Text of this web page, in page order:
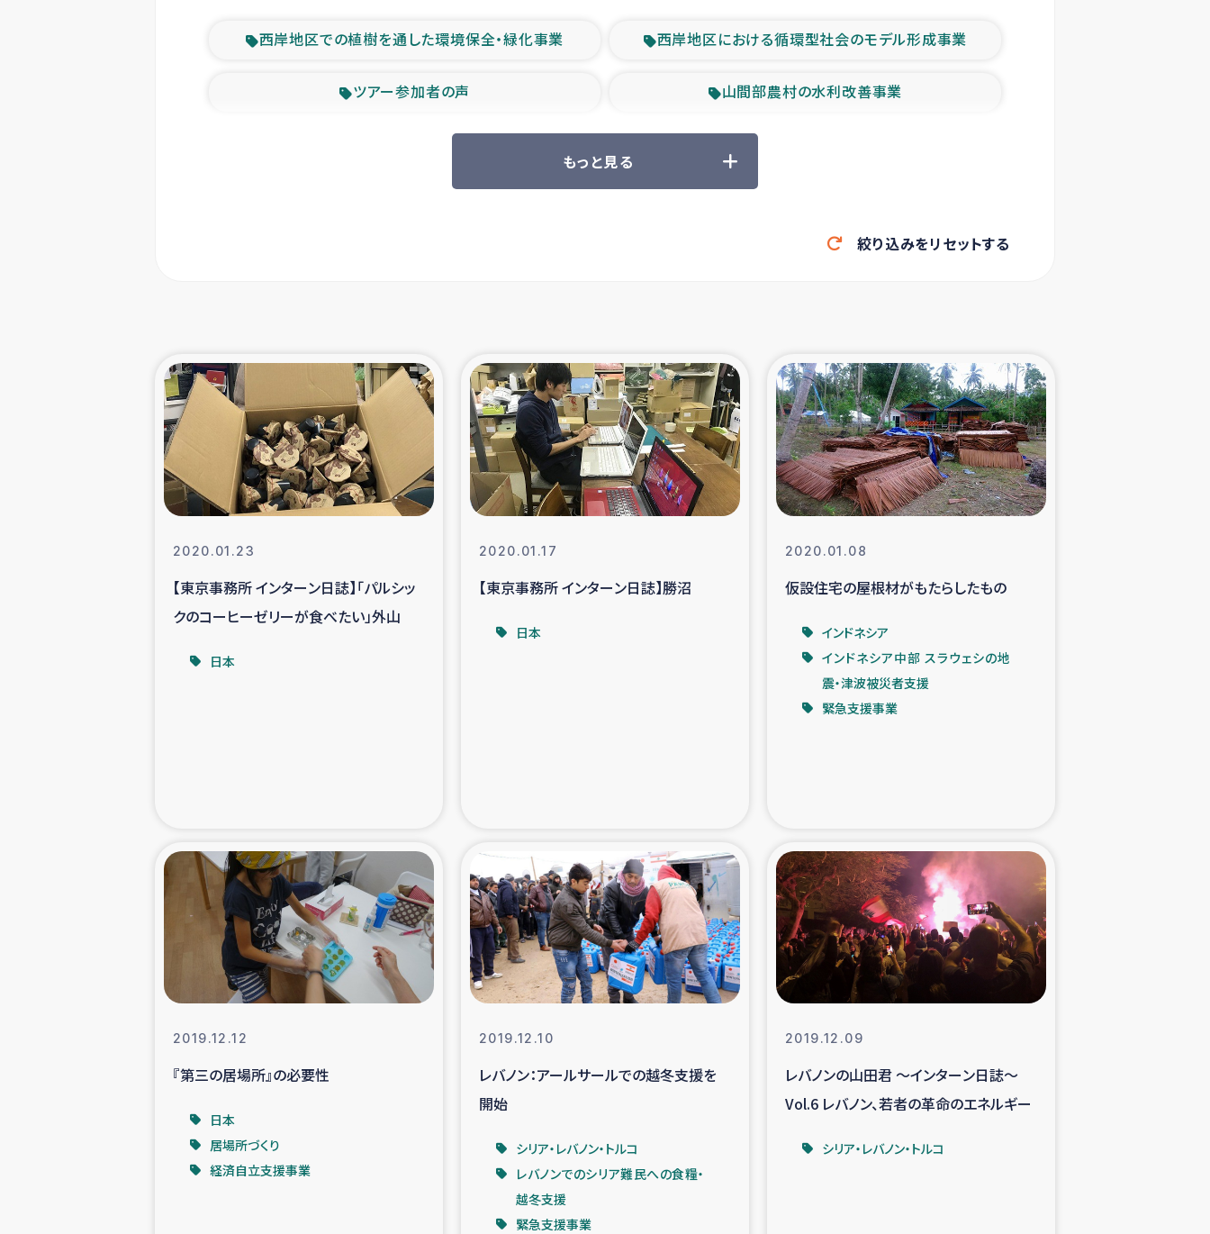
西岸地区での植樹を通した環境保全・緑化事業 西岸地区における循環型社会のモデル形成事業
ツアー参加者の声 山間部農村の水利改善事業
緊急救援の時代 森林保全型農業の支援事業
東ティモール豪雨緊急支援 大雨による洪水被災者支援
シリア国内避難民・帰還民の生活再建支援
スリランカ 緊急人道支援 スリランカ南部洪水被災者支援
スリランカの南北女性をつなぐサリー・リサイクル・プロジ
ェクト
復興支援事業
ガザ人道支援 令和6年能登半島地震 緊急支援
国内避難民への物資配付および教育支援 ミャンマー緊急支援
漁民によるマングローブ植林活動
海外ルーツの市民との共生 神原ゼミxパルシック
石巻市街地在宅被災者支援 復興応援隊の活動
仮設住宅生活支援・農業復興支援 漁業復興支援
インターン・ボランティア日誌 経済自立支援事業
ガザ地区における羊の畜産支援 ガザ地区での公園の緑化を通じた支援事業
ガザ地区における被災住民への緊急支援 ガザ地区酪農を通した女性グループの生計支援
ふりかけ普及と食生活改善による栄養改善事業
もっと見る
絞り込みをリセットする
2020.01.23
【東京事務所 インターン日誌】「パルシッ
クのコーヒーゼリーが食べたい」外山
日本
2020.01.17
【東京事務所 インターン日誌】勝沼
日本
2020.01.08
仮設住宅の屋根材がもたらしたもの
インドネシア
インドネシア中部 スラウェシの地
震・津波被災者支援
緊急支援事業
2019.12.12
『第三の居場所』の必要性
日本
居場所づくり
経済自立支援事業
2019.12.10
レバノン：アールサールでの越冬支援を
開始
シリア・レバノン・トルコ
レバノンでのシリア難民への食糧・
越冬支援
緊急支援事業
2019.12.09
レバノンの山田君 ～インターン日誌～
Vol.6 レバノン、若者の革命のエネルギー
シリア・レバノン・トルコ